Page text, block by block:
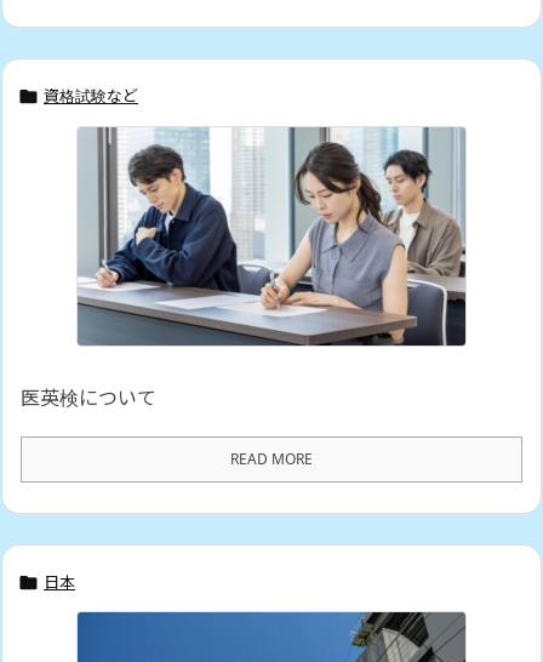
 資格試験など
医英検について
READ MORE
 日本